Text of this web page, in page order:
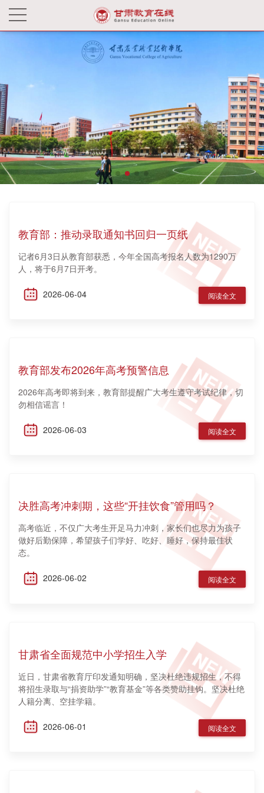
教育部：推动录取通知书回归一页纸
记者6月3日从教育部获悉，今年全国高考报名人数为1290万
人，将于6月7日开考。
2026-06-04 阅读全文
教育部发布2026年高考预警信息
2026年高考即将到来，教育部提醒广大考生遵守考试纪律，切
勿相信谣言！
2026-06-03 阅读全文
决胜高考冲刺期，这些“开挂饮食”管用吗？
高考临近，不仅广大考生开足马力冲刺，家长们也尽力为孩子
做好后勤保障，希望孩子们学好、吃好、睡好，保持最佳状
态。
2026-06-02 阅读全文
甘肃省全面规范中小学招生入学
近日，甘肃省教育厅印发通知明确，坚决杜绝违规招生，不得
将招生录取与“捐资助学”“教育基金”等各类赞助挂钩。坚决杜绝
人籍分离、空挂学籍。
2026-06-01 阅读全文